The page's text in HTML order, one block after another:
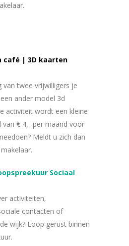
café | 3D kaarten
van twee vrijwilligers je
ander model 3d
activiteit wordt een kleine
van € 4,- per maand voor
Meldt u zich dan
Sociaal
activiteiten,
contacten of
wijk? Loop gerust binnen